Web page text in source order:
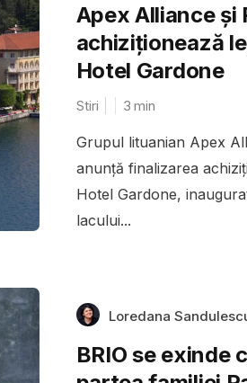
Apex Alliance și
achiziționează
Hotel Gardone
Stiri 3 min
Grupul lituanian Apex
anunță finalizarea
Hotel Gardone,
lacului...
Loredana
BRIO se exinde